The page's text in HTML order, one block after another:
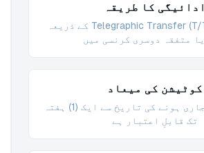
ادائیگی کا طریقہ
ادائیگیاں Telegraphic Transfer (T/T) کے ذریعہ
کوٹیشن کی میعاد
رسمی کوٹیشن جاری ہونے کی تاریخ سے ایک (1) ہفتہ
تک قابلِ اعتبار ہے